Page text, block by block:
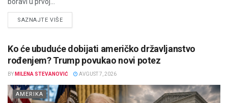
SAZNAJTE VIŠEDETAILS
Ko će ubuduće dobijati američko državljanstvo
rođenjem? Trump povukao novi potez
BY MILENA STEVANOVIĆ AVGUST 7, 2026
AMERIKA